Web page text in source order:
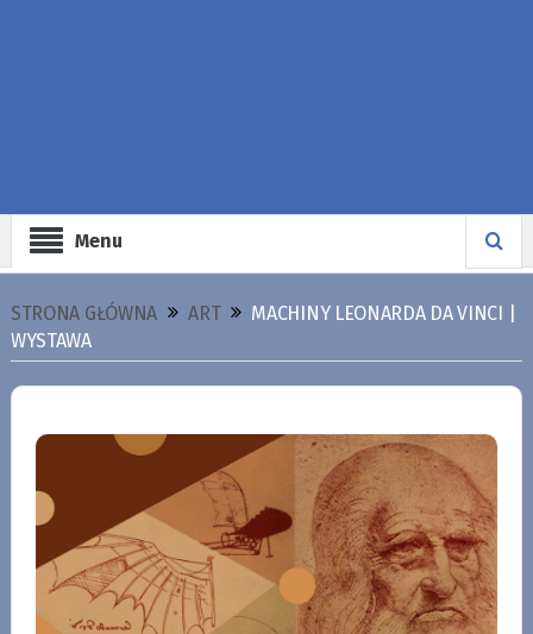
Menu
STRONA GŁÓWNA ART
MACHINY LEONARDA DA VINCI |
WYSTAWA